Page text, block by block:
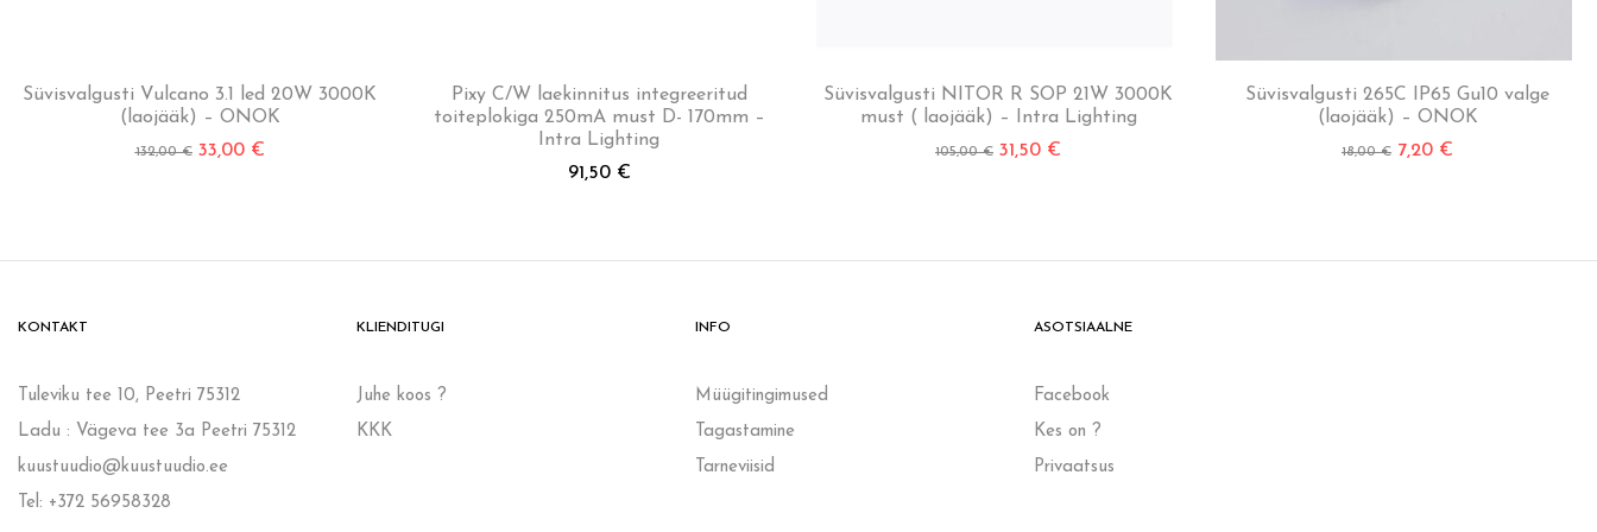
Süvisvalgusti Vulcano 3.1 led 20W 3000K
(laojääk) – ONOK
132,00€ 33,00 €
Pixy C/W laekinnitus integreeritud
toiteplokiga 250mA must D- 170mm –
Intra Lighting
91,50 €
Süvisvalgusti NITOR R SOP 21W 3000K
must ( laojääk) – Intra Lighting
105,00€ 31,50 €
Süvisvalgusti 265C IP65 Gu10 valge
(laojääk) – ONOK
18,00€ 7,20 €
KONTAKT
Tuleviku tee 10, Peetri 75312
Ladu : Vägeva tee 3a Peetri 75312
kuustuudio@kuustuudio.ee
Tel: +372 56958328
KLIENDITUGI
Juhe koos ?
KKK
INFO
Müügitingimused
Tagastamine
Tarneviisid
ASOTSIAALNE
Facebook
Kes on ?
Privaatsus